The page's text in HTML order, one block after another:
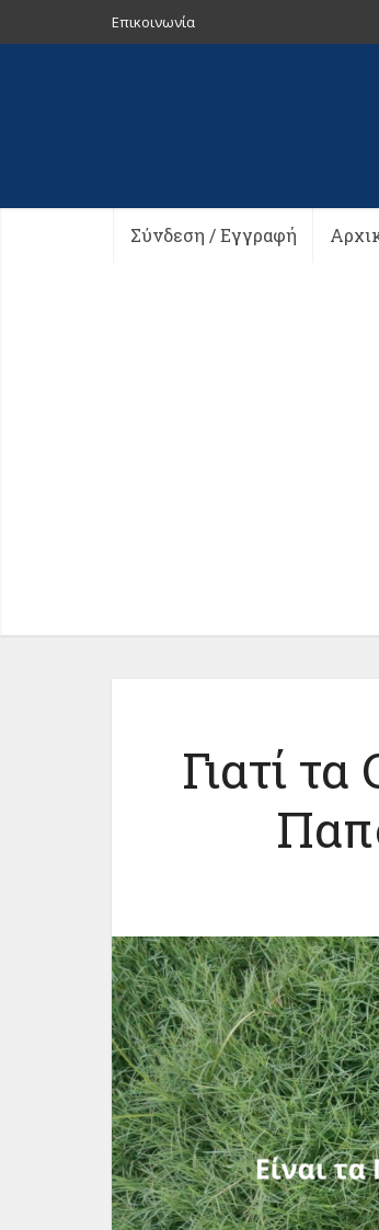
Επικοινωνία
Σύνδεση / Εγγραφή
Γιατί